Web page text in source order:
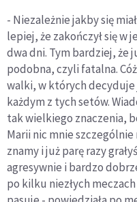
- Niezależnie jakby się
lepiej, że zakończył się w
dwa dni. Tym bardziej, że
podobna, czyli fatalna.
walki, w których
każdym z tych setów.
tak wielkiego znaczenia,
Marii nic mnie szczególnie
znamy i już parę razy
agresywnie i bardzo
po kilku niezłych